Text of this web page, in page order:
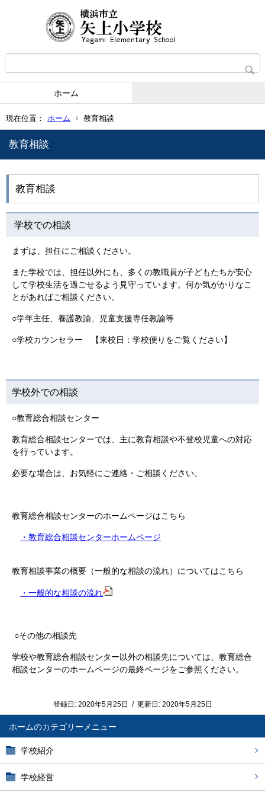
ホーム
現在位置： ホーム 教育相談
ホーム
学校紹介
学校経営
教育相談
教育相談
学校での相談
まずは、担任にご相談ください。
また学校では、担任以外にも、多くの教職員が子どもたちが安心
して学校生活を過ごせるよう見守っています。何か気がかりなこ
とがあればご相談ください。
○学年主任、養護教諭、児童支援専任教諭等
○学校カウンセラー 【来校日：学校便りをご覧ください】
学校外での相談
○教育総合相談センター
教育総合相談センターでは、主に教育相談や不登校児童への対応
を行っています。
必要な場合は、お気軽にご連絡・ご相談ください。
教育総合相談センターのホームページはこちら
・教育総合相談センターホームページ
教育相談事業の概要（一般的な相談の流れ）についてはこちら
・一般的な相談の流れ
○その他の相談先
学校や教育総合相談センター以外の相談先については、教育総合
相談センターのホームページの最終ページをご参照ください。
登録日: 2020年5月25日 / 更新日: 2020年5月25日